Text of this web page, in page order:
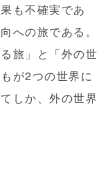
も不確実であ
への旅である。
旅」と「外の世
が2つの世界に
しか、外の世界